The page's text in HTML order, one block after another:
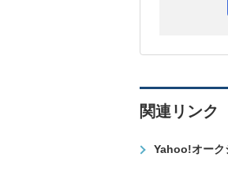
関連リンク
Yahoo!オーク